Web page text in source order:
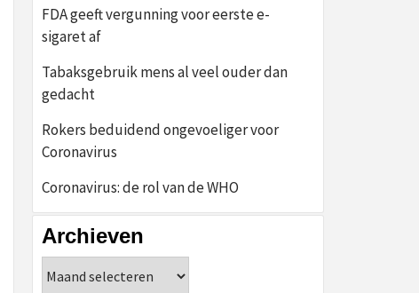
FDA geeft vergunning voor eerste e-
sigaret af
Tabaksgebruik mens al veel ouder dan
gedacht
Rokers beduidend ongevoeliger voor
Coronavirus
Coronavirus: de rol van de WHO
Archieven